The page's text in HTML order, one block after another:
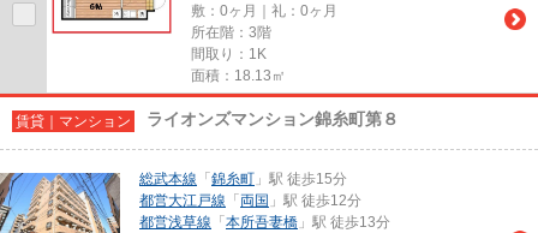
敷：0ヶ月｜礼：0ヶ月
所在階：3階
間取り：1K
面積：18.13㎡
賃貸｜マンション ライオンズマンション錦糸町第８
総武本線 「 錦糸町 」駅 徒歩15分
都営大江戸線 「 両国 」駅 徒歩12分
都営浅草線 「 本所吾妻橋 」駅 徒歩13分